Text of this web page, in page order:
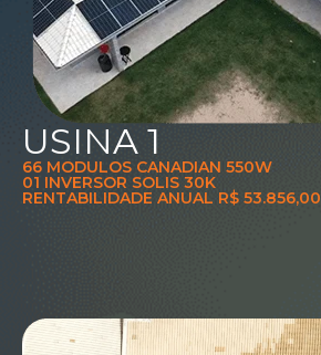
USINA 1
66 MODULOS CANADIAN 550W
01 INVERSOR SOLIS 30K
RENTABILIDADE ANUAL R$ 53.856,00